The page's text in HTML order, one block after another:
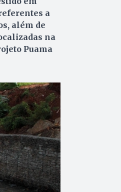
a
além de
na
Puama